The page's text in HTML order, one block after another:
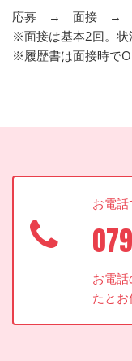
応募 → 面接 →
※面接は基本2回。状
※履歴書は面接時で
お電
お電
たと